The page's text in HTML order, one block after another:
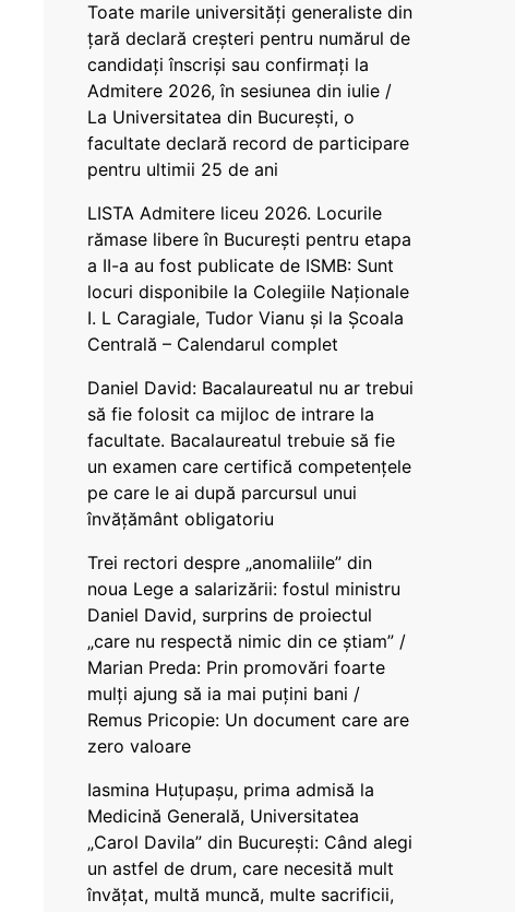
Toate marile universități generaliste din
țară declară creșteri pentru numărul de
candidați înscriși sau confirmați la
Admitere 2026, în sesiunea din iulie /
La Universitatea din București, o
facultate declară record de participare
pentru ultimii 25 de ani
LISTA Admitere liceu 2026. Locurile
rămase libere în București pentru etapa
a II-a au fost publicate de ISMB: Sunt
locuri disponibile la Colegiile Naționale
I. L Caragiale, Tudor Vianu și la Școala
Centrală – Calendarul complet
Daniel David: Bacalaureatul nu ar trebui
să fie folosit ca mijloc de intrare la
facultate. Bacalaureatul trebuie să fie
un examen care certifică competențele
pe care le ai după parcursul unui
învățământ obligatoriu
Trei rectori despre „anomaliile” din
noua Lege a salarizării: fostul ministru
Daniel David, surprins de proiectul
„care nu respectă nimic din ce știam” /
Marian Preda: Prin promovări foarte
mulți ajung să ia mai puțini bani /
Remus Pricopie: Un document care are
zero valoare
Iasmina Huțupașu, prima admisă la
Medicină Generală, Universitatea
„Carol Davila” din București: Când alegi
un astfel de drum, care necesită mult
învățat, multă muncă, multe sacrificii,